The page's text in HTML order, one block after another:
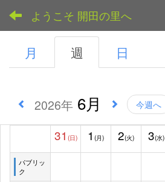
ようこそ 開田の里へ
月 週 日
2026年 6月 今週へ
31 (日) 1 (月) 2(火) 3(水)
パブリッ
ク